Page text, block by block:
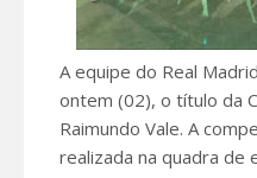
A equipe do Real
ontem (02), o título da
Raimundo Vale. A
realizada na quadra de